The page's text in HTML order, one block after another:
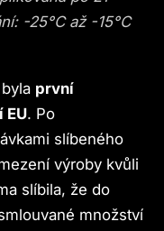
-25°C až -15°C
první
EU. Po
slíbeného
výroby kvůli
slíbila, že do
množství